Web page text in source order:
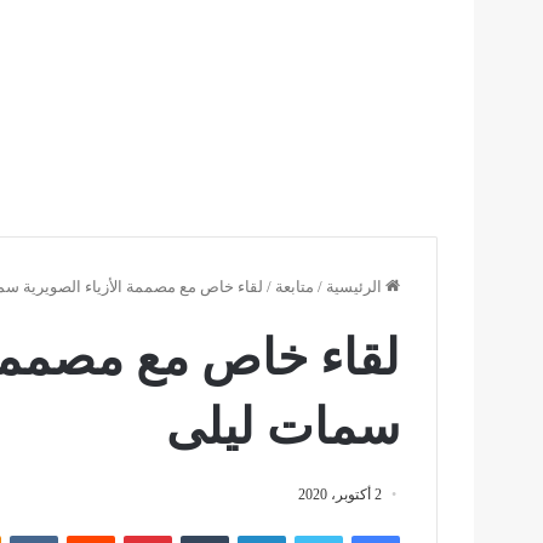
الرئيسية / متابعة / لقاء خاص مع مصممة الأزياء الصويرية
لقاء خاص مع مصممة
سمات ليلى
2 أكتوبر، 2020
فيسبوك تويتر لينكدإن بينتيريست